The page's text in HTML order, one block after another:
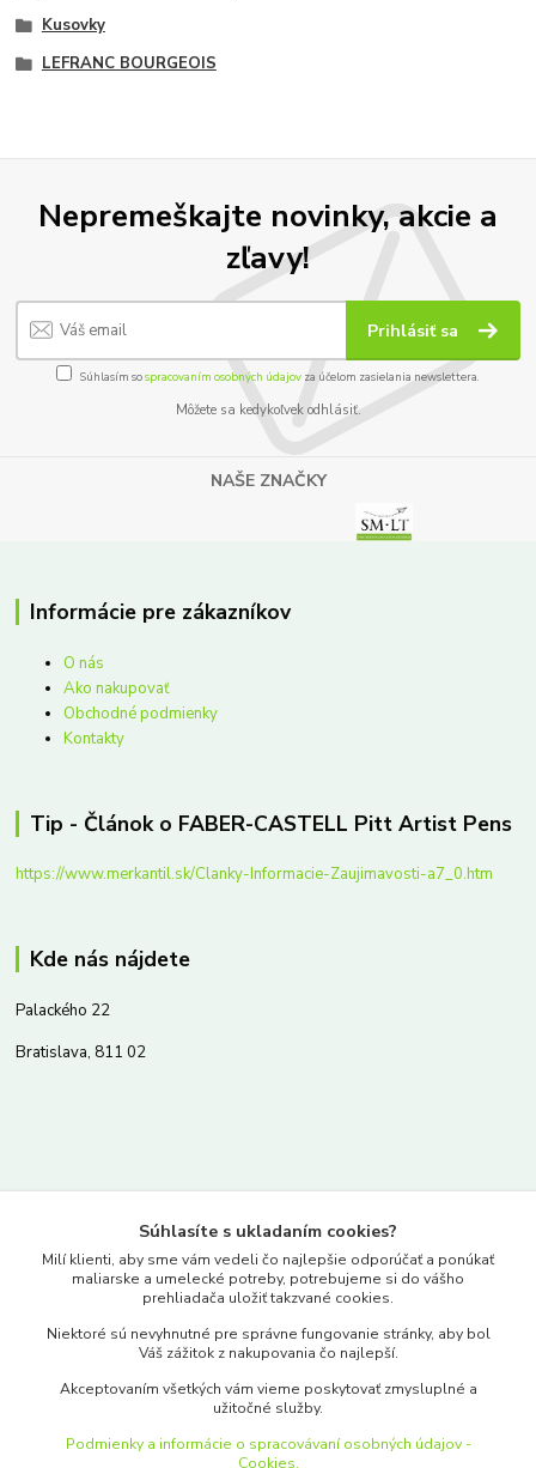
Kusovky
LEFRANC BOURGEOIS
Nepremeškajte novinky, akcie a
zľavy!
Prihlásiť sa
Súhlasím sospracovaním osobných údajov za účelom zasielania newslettera.
Môžete sa kedykoľvek odhlásiť.
NAŠE ZNAČKY
Informácie pre zákazníkov
O nás
Ako nakupovať
Obchodné podmienky
Kontakty
Tip - Článok o FABER-CASTELL Pitt Artist Pens
https://www.merkantil.sk/Clanky-Informacie-Zaujimavosti-a7_0.htm
Kde nás nájdete
Palackého 22
Bratislava, 811 02
www.merkantil.sk
Pondelok-Piatok: 9.00-17.00hod.
objednavky@merkantil-obchod.sk
Súhlasíte s ukladaním cookies?
Milí klienti, aby sme vám vedeli čo najlepšie odporúčať a ponúkať
maliarske a umelecké potreby, potrebujeme si do vášho
prehliadača uložiť takzvané cookies.
Niektoré sú nevyhnutné pre správne fungovanie stránky, aby bol
Váš zážitok z nakupovania čo najlepší.
Akceptovaním všetkých vám vieme poskytovať zmysluplné a
užitočné služby.
Podmienky a informácie o spracovávaní osobných údajov -
Cookies.